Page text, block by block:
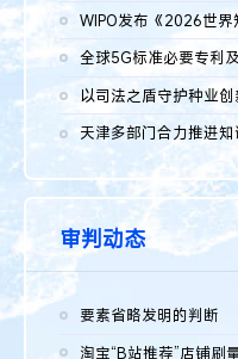
审判动态
要素省略发明的判断